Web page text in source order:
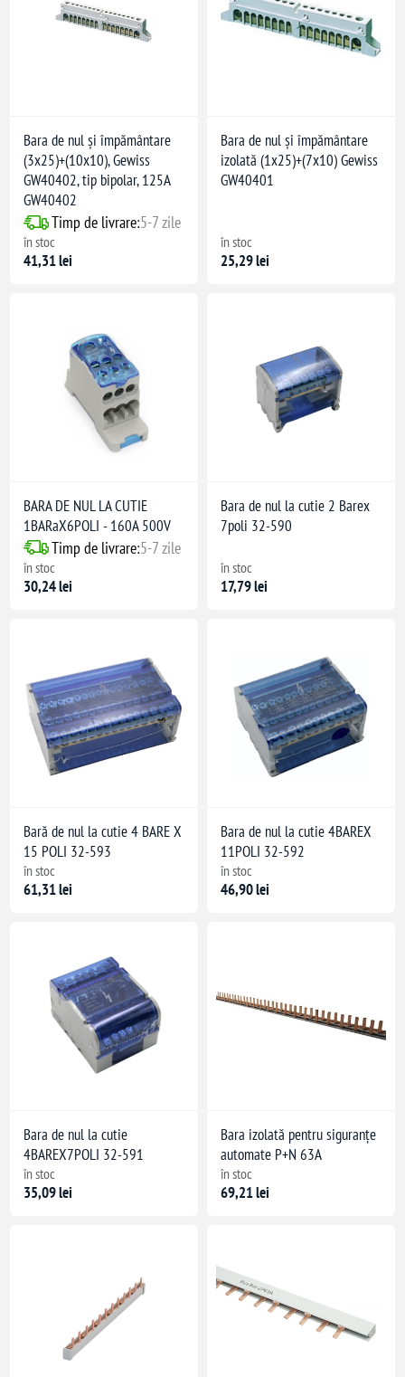
Bara de nul și împământare
(3x25)+(10x10), Gewiss
GW40402, tip bipolar, 125A
GW40402
Timp de livrare:5-7 zile
în stoc
41,31 lei
Bara de nul și împământare
izolată (1x25)+(7x10) Gewiss
GW40401
în stoc
25,29 lei
BARA DE NUL LA CUTIE
1BARaX6POLI - 160A 500V
Timp de livrare:5-7 zile
în stoc
30,24 lei
Bara de nul la cutie 2 Barex
7poli 32-590
în stoc
17,79 lei
Bară de nul la cutie 4 BARE X
15 POLI 32-593
în stoc
61,31 lei
Bara de nul la cutie 4BAREX
11POLI 32-592
în stoc
46,90 lei
Bara de nul la cutie
4BAREX7POLI 32-591
în stoc
35,09 lei
Bara izolată pentru siguranțe
automate P+N 63A
în stoc
69,21 lei